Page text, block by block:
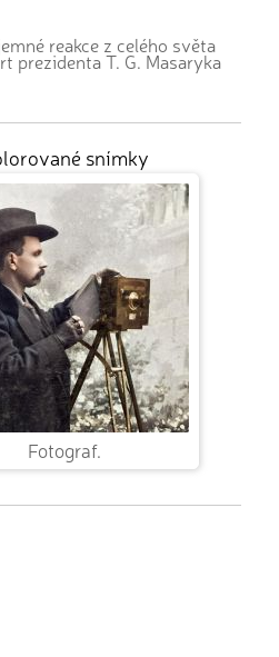
reakce z celého světa
prezidenta T. G. Masaryka
snímky
Fotograf.